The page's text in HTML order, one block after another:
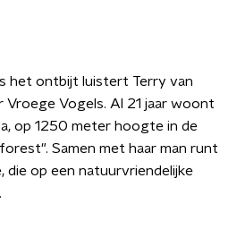
het ontbijt luistert Terry van
Vroege Vogels. Al 21 jaar woont
op 1250 meter hoogte in de
Samen met haar man runt
die op een natuurvriendelijke